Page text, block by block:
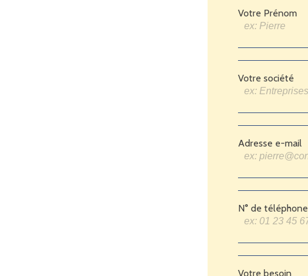
Votre Prénom
Votre société
Adresse e-mail
N° de téléphone
Votre besoin